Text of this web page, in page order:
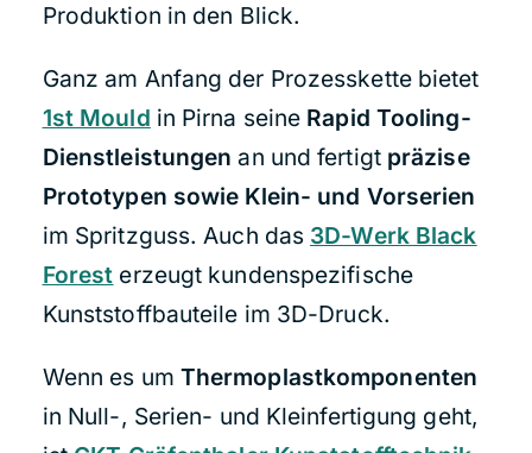
Produktion in den Blick.
Ganz am Anfang der Prozesskette bietet
1st Mould in Pirna seine Rapid Tooling-
Dienstleistungen an und fertigt präzise
Prototypen sowie Klein- und Vorserien
im Spritzguss. Auch das 3D-Werk Black
Forest erzeugt kundenspezifische
Kunststoffbauteile im 3D-Druck.
Wenn es um Thermoplastkomponenten
in Null-, Serien- und Kleinfertigung geht,